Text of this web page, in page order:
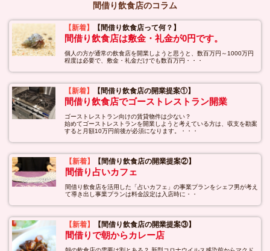
間借り飲食店のコラム
【新着】 【間借り飲食店って何？】
間借り飲食店は敷金・礼金が0円です。
個人の方が通常の飲食店を開業しようと思うと、数百万円～1000万円
程度は必要で、敷金・礼金だけでも数百万円・・・
【新着】 【間借り飲食店の開業提案①】
間借り飲食店でゴーストレストラン開業
ゴーストレストラン向けの賃貸物件は少ない？
始めてゴーストレストランを開業しようと考えている方は、収支を勘案
すると月額10万円前後が必須になります。・・・
【新着】 【間借り飲食店の開業提案②】
間借り占いカフェ
間借り飲食店を活用した「占いカフェ」の事業プランをシェフ男が考え
て導き出し事業プランは料金設定は入店時に・・
【新着】 【間借り飲食店の開業提案③】
間借りで朝からカレー店